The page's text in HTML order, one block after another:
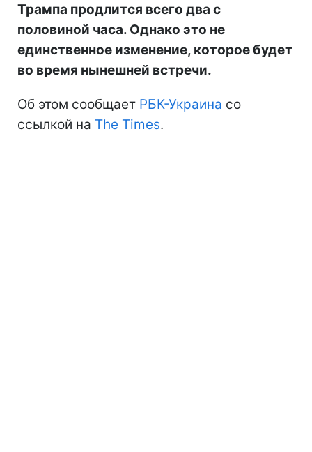
Трампа продлится всего два с
половиной часа. Однако это не
единственное изменение, которое будет
во время нынешней встречи.
Об этом сообщает РБК-Украина со
ссылкой на The Times.